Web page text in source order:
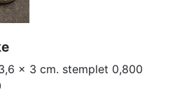
x 3 cm. stemplet 0,800